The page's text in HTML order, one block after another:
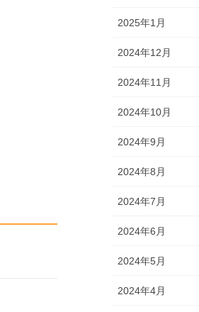
2025年1月
2024年12月
2024年11月
2024年10月
2024年9月
2024年8月
2024年7月
2024年6月
2024年5月
2024年4月